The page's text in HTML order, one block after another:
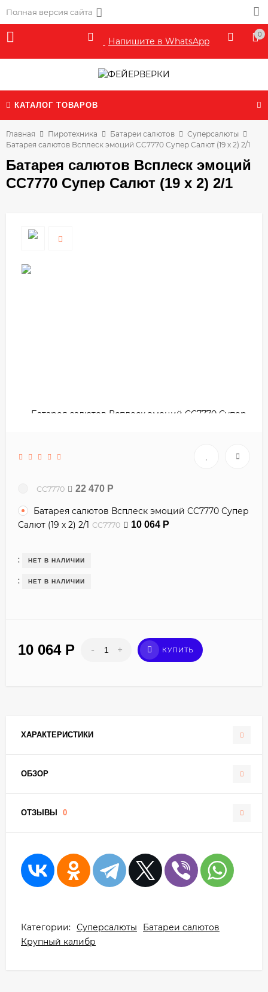
Полная версия сайта
Напишите в WhatsApp
0
КАТАЛОГ ТОВАРОВ
Главная Пиротехника Батареи салютов
Суперсалюты
Батарея салютов Всплеск эмоций CC7770 Супер Салют (19 х 2) 2/1
Батарея салютов Всплеск эмоций
CC7770 Супер Салют (19 х 2) 2/1
СС7770 22 470 Р
Батарея салютов Всплеск эмоций CC7770 Супер
Салют (19 х 2) 2/1 CC7770 10 064 Р
: НЕТ В НАЛИЧИИ
: НЕТ В НАЛИЧИИ
10 064 Р - + КУПИТЬ
ХАРАКТЕРИСТИКИ
ОБЗОР
ОТЗЫВЫ 0
Категории: Суперсалюты
Батареи салютов
Крупный калибр